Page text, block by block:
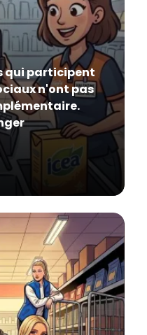
qui participent
n'ont pas